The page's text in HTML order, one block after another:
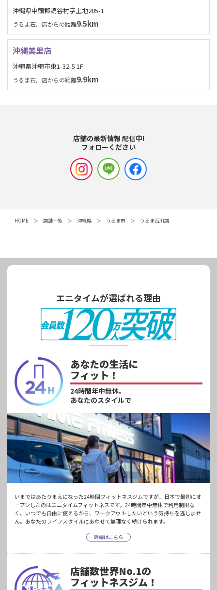
沖縄県中頭郡読谷村字上地205-1
うるま石川店からの距離9.5km
沖縄美里店
沖縄県沖縄市東1-32-5 1F
うるま石川店からの距離9.9km
店舗の最新情報 配信中!
フォローください
HOME 店舗一覧 沖縄県 うるま市 うるま石川店
エニタイムが選ばれる理由
あなたの生活に
フィット！
24時間年中無休。
あなたのスタイルで
いまではあたりまえになった24時間フィットネスジムですが、日本で最初にオ
ープンしたのはエニタイムフィットネスです。24時間年中無休で利用制限な
く、いつでも自由に使えるから、ワークアウトしたいという気持ちを逃しませ
ん。あなたのライフスタイルにあわせて無理なく続けられます。
詳細はこちら
店舗数世界No.1の
フィットネスジム！